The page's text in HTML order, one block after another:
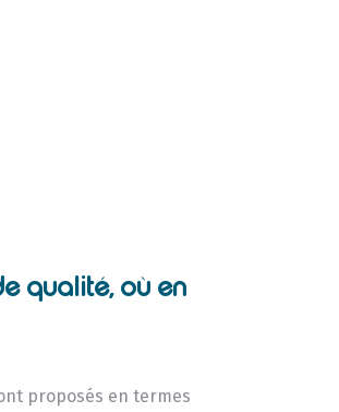
qualité, où en
proposés en termes